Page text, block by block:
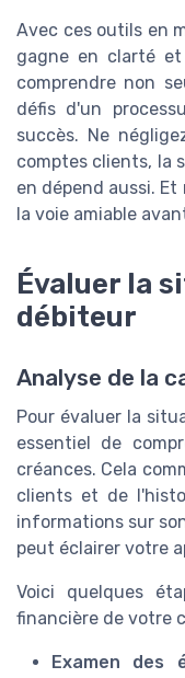
Avec ces outils en
gagne en clarté
comprendre non
défis d'un
succès. Ne
comptes clients, la
en dépend aussi.
la voie amiable
Évaluer la
débiteur
Analyse de la
Pour évaluer la
essentiel de
créances. Cela
clients et de
informations sur
peut éclairer votre
Voici quelques
financière de votre
Examen des